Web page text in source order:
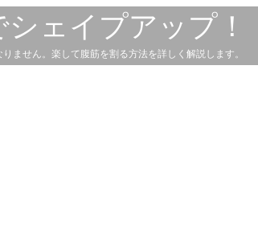
ェイプアップ！
ません。楽して腹筋を割る方法を詳しく解説します。